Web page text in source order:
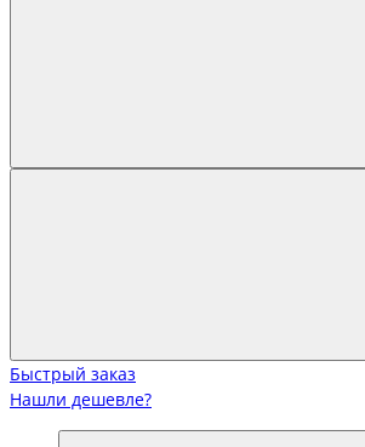
Быстрый заказ
Нашли дешевле?